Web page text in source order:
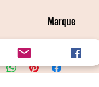
de 15 à 20 cm.
Marque
IV SAN BERNARD